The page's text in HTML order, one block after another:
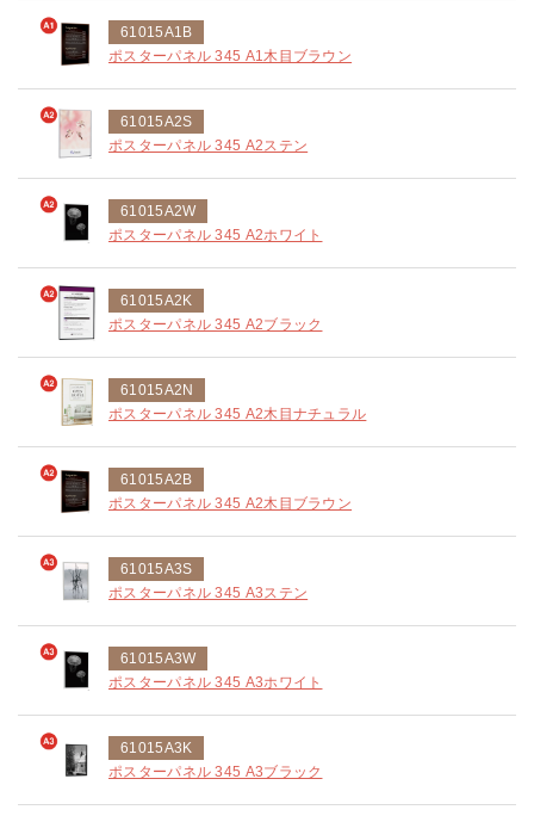
61015A1B
ポスターパネル 345 A1木目ブラウン
61015A2S
ポスターパネル 345 A2ステン
61015A2W
ポスターパネル 345 A2ホワイト
61015A2K
ポスターパネル 345 A2ブラック
61015A2N
ポスターパネル 345 A2木目ナチュラル
61015A2B
ポスターパネル 345 A2木目ブラウン
61015A3S
ポスターパネル 345 A3ステン
61015A3W
ポスターパネル 345 A3ホワイト
61015A3K
ポスターパネル 345 A3ブラック